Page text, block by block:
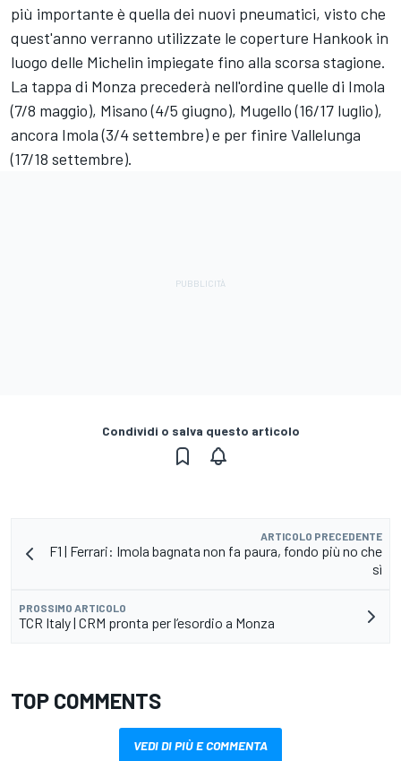
più importante è quella dei nuovi pneumatici, visto che
quest'anno verranno utilizzate le coperture Hankook in
luogo delle Michelin impiegate fino alla scorsa stagione.
La tappa di Monza precederà nell'ordine quelle di Imola
(7/8 maggio), Misano (4/5 giugno), Mugello (16/17 luglio),
ancora Imola (3/4 settembre) e per finire Vallelunga
(17/18 settembre).
Condividi o salva questo articolo
ARTICOLO PRECEDENTE
F1 | Ferrari: Imola bagnata non fa paura, fondo più no che
sì
PROSSIMO ARTICOLO
TCR Italy | CRM pronta per l’esordio a Monza
TOP COMMENTS
VEDI DI PIÙ E COMMENTA